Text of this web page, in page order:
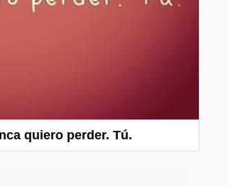
quiero perder. Tú.